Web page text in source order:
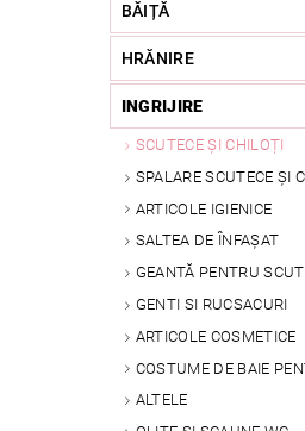
BĂIȚĂ
HRĂNIRE
INGRIJIRE
SCUTECE ȘI CHILOȚI
SPALARE SCUTECE ȘI
ARTICOLE IGIENICE
SALTEA DE ÎNFAȘAT
GEANTĂ PENTRU
GENTI SI RUCSACURI
ARTICOLE COSMETICE
COSTUME DE BAIE
ALTELE